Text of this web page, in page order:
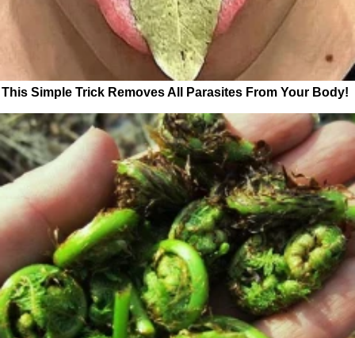
This Simple Trick Removes All Parasites From Your Body!